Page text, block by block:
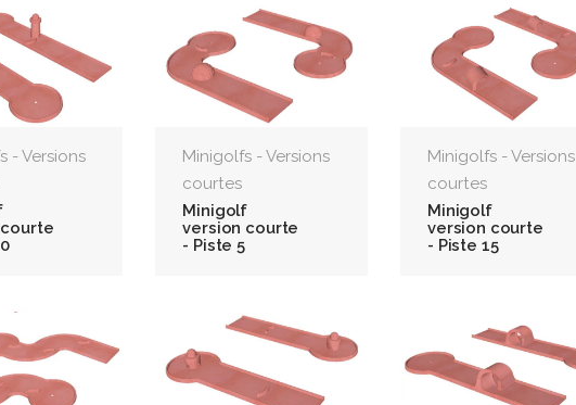
- Versions
Minigolfs - Versions
courtes
Minigolf
version courte
- Piste 5
Minigolfs - Versions
courtes
Minigolf
version courte
- Piste 15